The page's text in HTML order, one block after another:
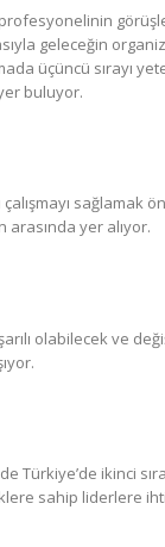
geleceğin
üçüncü sırayı
buluyor.
sağlamak
arasında yer alıyor.
olabilecek ve
Türkiye’de ikinci
sahip liderlere